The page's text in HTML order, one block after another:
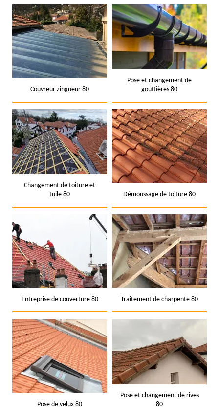
Couvreur zingueur 80
Pose et changement de
gouttières 80
Changement de toiture et
tuile 80
Démoussage de toiture 80
Entreprise de couverture 80 Traitement de charpente 80
Pose de velux 80
Pose et changement de rives
80